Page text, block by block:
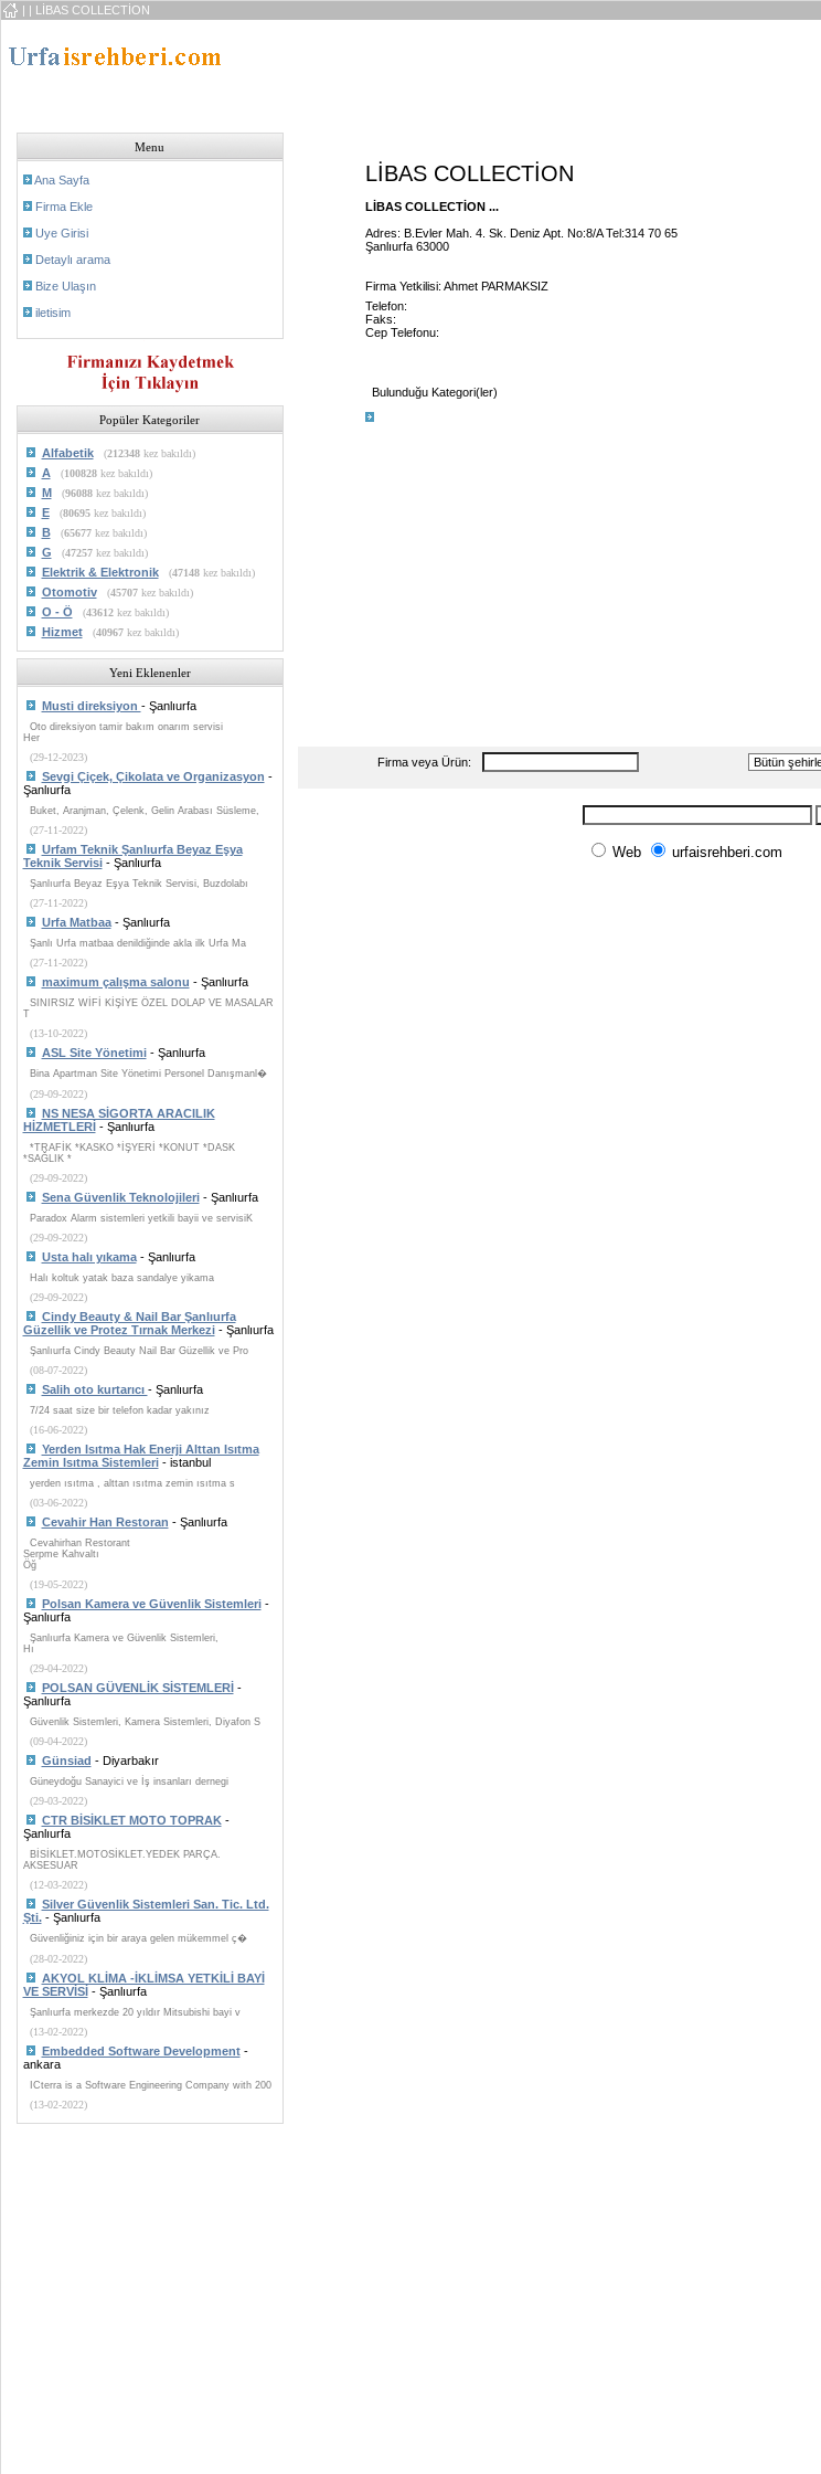
| | LİBAS COLLECTİON
Menu
Ana Sayfa
Firma Ekle
Uye Girisi
Detaylı arama
Bize Ulaşın
iletisim
Popüler Kategoriler
Alfabetik (212348kez bakıldı)
A (100828kez bakıldı)
M (96088kez bakıldı)
E (80695kez bakıldı)
B (65677kez bakıldı)
G (47257kez bakıldı)
Elektrik & Elektronik (47148kez bakıldı)
Otomotiv (45707kez bakıldı)
O - Ö (43612kez bakıldı)
Hizmet (40967kez bakıldı)
Yeni Eklenenler
Musti direksiyon - Şanlıurfa
Oto direksiyon tamir bakım onarım servisi
Her
(29-12-2023)
Sevgi Çiçek, Çikolata ve Organizasyon -
Şanlıurfa
Buket, Aranjman, Çelenk, Gelin Arabası Süsleme,
(27-11-2022)
Urfam Teknik Şanlıurfa Beyaz Eşya
Teknik Servisi- Şanlıurfa
Şanlıurfa Beyaz Eşya Teknik Servisi, Buzdolabı
(27-11-2022)
Urfa Matbaa- Şanlıurfa
Şanlı Urfa matbaa denildiğinde akla ilk Urfa Ma
(27-11-2022)
maximum çalışma salonu - Şanlıurfa
SINIRSIZ WİFİ KİŞİYE ÖZEL DOLAP VE MASALAR
T
(13-10-2022)
ASL Site Yönetimi- Şanlıurfa
Bina Apartman Site Yönetimi Personel Danışmanl�
(29-09-2022)
NS NESA SİGORTA ARACILIK
HİZMETLERİ- Şanlıurfa
*TRAFİK *KASKO *İŞYERİ *KONUT *DASK
*SAĞLIK *
(29-09-2022)
Sena Güvenlik Teknolojileri- Şanlıurfa
Paradox Alarm sistemleri yetkili bayii ve servisiK
(29-09-2022)
Usta halı yıkama- Şanlıurfa
Halı koltuk yatak baza sandalye yikama
(29-09-2022)
Cindy Beauty & Nail Bar Şanlıurfa
Güzellik ve Protez Tırnak Merkezi- Şanlıurfa
Şanlıurfa Cindy Beauty Nail Bar Güzellik ve Pro
(08-07-2022)
Salih oto kurtarıcı - Şanlıurfa
7/24 saat size bir telefon kadar yakınız
(16-06-2022)
Yerden Isıtma Hak Enerji Alttan Isıtma
Zemin Isıtma Sistemleri- istanbul
yerden ısıtma , alttan ısıtma zemin ısıtma s
(03-06-2022)
Cevahir Han Restoran - Şanlıurfa
Cevahirhan Restorant
Serpme Kahvaltı
Öğ
(19-05-2022)
Polsan Kamera ve Güvenlik Sistemleri-
Şanlıurfa
Şanlıurfa Kamera ve Güvenlik Sistemleri,
Hı
(29-04-2022)
POLSAN GÜVENLİK SİSTEMLERİ-
Şanlıurfa
Güvenlik Sistemleri, Kamera Sistemleri, Diyafon S
(09-04-2022)
Günsiad - Diyarbakır
Güneydoğu Sanayici ve İş insanları dernegi
(29-03-2022)
CTR BİSİKLET MOTO TOPRAK-
Şanlıurfa
BİSİKLET.MOTOSİKLET.YEDEK PARÇA.
AKSESUAR
(12-03-2022)
Silver Güvenlik Sistemleri San. Tic. Ltd.
Şti.- Şanlıurfa
Güvenliğiniz için bir araya gelen mükemmel ç�
(28-02-2022)
AKYOL KLİMA -İKLİMSA YETKİLİ BAYİ
VE SERVİSİ- Şanlıurfa
Şanlıurfa merkezde 20 yıldır Mitsubishi bayi v
(13-02-2022)
Embedded Software Development-
ankara
ICterra is a Software Engineering Company with 200
(13-02-2022)
LİBAS COLLECTİON
LİBAS COLLECTİON ...
Adres: B.Evler Mah. 4. Sk. Deniz Apt. No:8/A Tel:314 70 65
Şanlıurfa 63000
Firma Yetkilisi: Ahmet PARMAKSIZ
Telefon:
Faks:
Cep Telefonu:
Bulunduğu Kategori(ler)
Firma veya Ürün:
Web urfaisrehberi.com